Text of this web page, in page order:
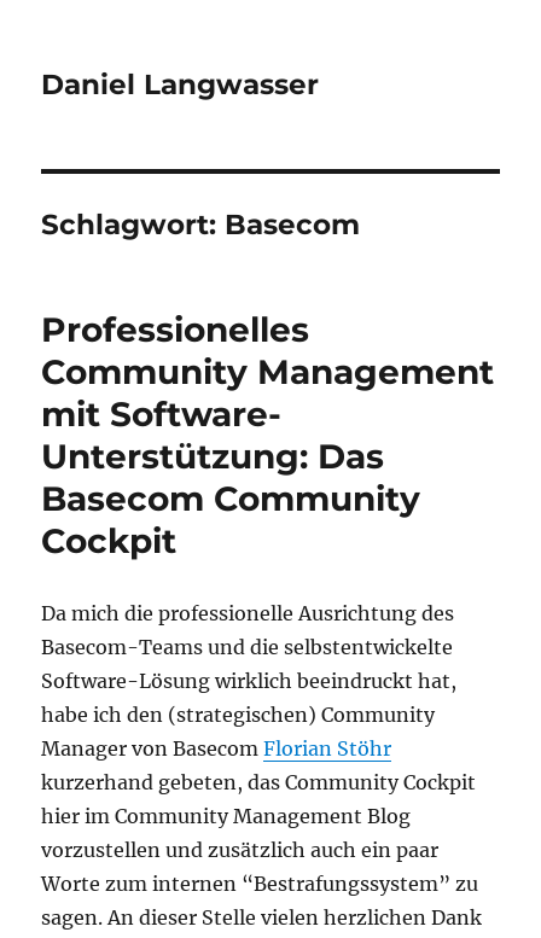
Daniel Langwasser
Schlagwort: Basecom
Professionelles
Community Management
mit Software-
Unterstützung: Das
Basecom Community
Cockpit
Da mich die professionelle Ausrichtung des
Basecom-Teams und die selbstentwickelte
Software-Lösung wirklich beeindruckt hat,
habe ich den (strategischen) Community
Manager von BasecomFlorian Stöhr
kurzerhand gebeten, das Community Cockpit
hier im Community Management Blog
vorzustellen und zusätzlich auch ein paar
Worte zum internen “Bestrafungssystem” zu
sagen. An dieser Stelle vielen herzlichen Dank